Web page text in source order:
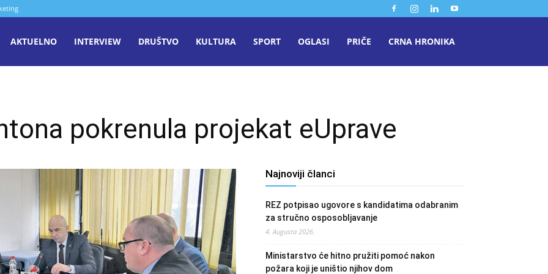
AKTUELNO INTERVIEW DRUŠTVO KULTURA SPORT OGLASI PRIČE CRNA HRONIKA
pokrenula projekat eUprave
Najnoviji članci
REZ potpisao ugovore s kandidatima odabranim
za stručno osposobljavanje
4. Augusta 2026.
Ministarstvo će hitno pružiti pomoć nakon
požara koji je uništio njihov dom